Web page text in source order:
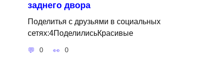
заднего двора
Поделитья с друзьями в социальных
сетях:4ПоделилисьКрасивые
0 0